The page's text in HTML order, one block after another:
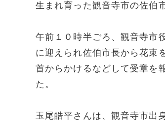
生まれ育った観音寺市の佐伯
午前１０時半ごろ、観音寺市
に迎えられ佐伯市長から花束
首からかけるなどして受章を
た。
玉尾皓平さんは、観音寺市出